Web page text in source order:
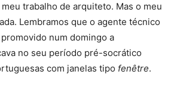
trabalho de arquiteto. Mas o meu
Lembramos que o agente técnico
num domingo a
no seu período pré-socrático
com janelas tipo fenêtre.